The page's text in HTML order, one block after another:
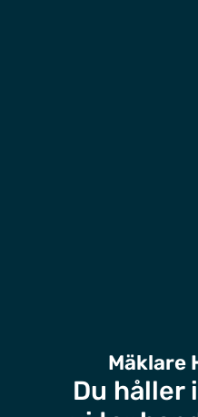
Mäklare
Du håller